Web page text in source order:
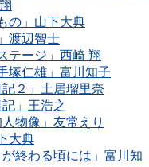
の」山下大典
渡辺智士
テージ」西崎 翔
塚仁雄」富川知子
２」土居瑠里奈
」王浩之
物像」友常えり
大典
終わる頃には」富川知